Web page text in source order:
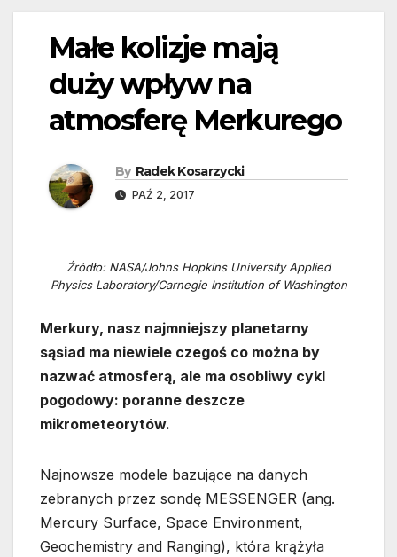
Małe kolizje mają
duży wpływ na
atmosferę Merkurego
By Radek Kosarzycki
PAŹ 2, 2017
Źródło: NASA/Johns Hopkins University Applied
Physics Laboratory/Carnegie Institution of Washington
Merkury, nasz najmniejszy planetarny
sąsiad ma niewiele czegoś co można by
nazwać atmosferą, ale ma osobliwy cykl
pogodowy: poranne deszcze
mikrometeorytów.
Najnowsze modele bazujące na danych
zebranych przez sondę MESSENGER (ang.
Mercury Surface, Space Environment,
Geochemistry and Ranging), która krążyła